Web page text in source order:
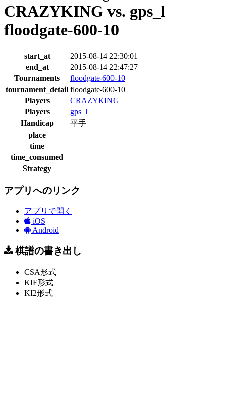
CRAZYKING vs. gps_l
floodgate-600-10
start_at
2015-08-14 22:30:01
end_at
2015-08-14 22:47:27
Tournaments
floodgate-600-10
tournament_detail floodgate-600-10
Players
CRAZYKING
Players
gps_l
Handicap
平手
place
time
time_consumed
Strategy
アプリへのリンク
アプリで開く
iOS
Android
棋譜の書き出し
CSA形式
KIF形式
KI2形式